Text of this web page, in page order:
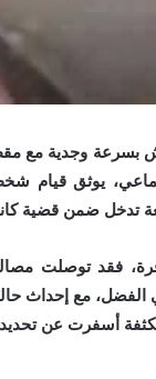
يوثق قيام
تدخل ضمن قضية
فقد توصلت
مع إحداث
أسفرت عن